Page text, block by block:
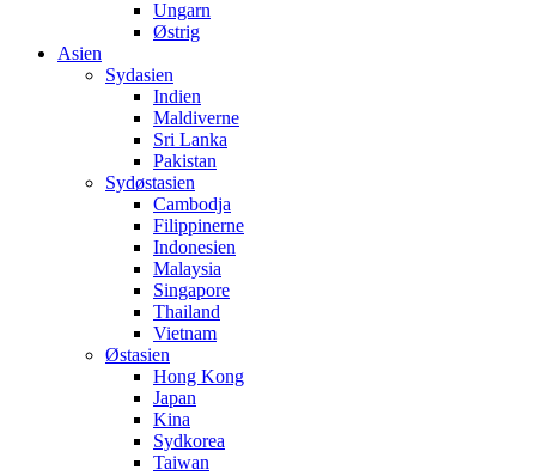
Ungarn
Østrig
Asien
Sydasien
Indien
Maldiverne
Sri Lanka
Pakistan
Sydøstasien
Cambodja
Filippinerne
Indonesien
Malaysia
Singapore
Thailand
Vietnam
Østasien
Hong Kong
Japan
Kina
Sydkorea
Taiwan